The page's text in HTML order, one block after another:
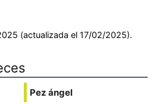
(actualizada el 17/02/2025).
Pez ángel